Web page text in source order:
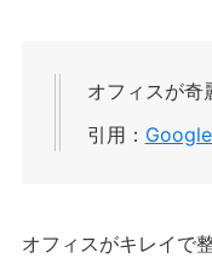
オフィスが奇
引用：
オフィスがキレイで